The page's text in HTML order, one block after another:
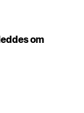
om